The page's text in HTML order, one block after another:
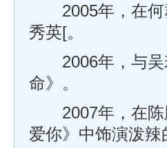
2005年，在何
秀英[。
2006年，与吴
命》。
2007年，在陈
爱你》中饰演泼辣